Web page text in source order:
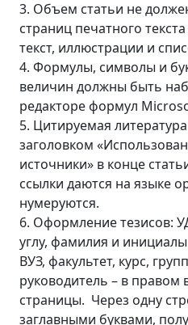
3. Объем статьи не
страниц печатного
текст, иллюстрации и
4. Формулы, символы и
величин должны быть
редакторе формул
5. Цитируемая
заголовком
источники» в конце
ссылки даются на языке
нумеруются.
6. Оформление тезисов:
углу, фамилия и
ВУЗ, факультет, курс,
руководитель – в правом
страницы. Через одну
заглавными буквами,